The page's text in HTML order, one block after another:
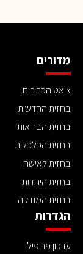
מדורים
צ'אט הכתבים
בחזית החדשות
בחזית הבריאות
בחזית הכלכלית
בחזית לאישה
בחזית היהדות
בחזית המוזיקה
הגדרות
עדכון פרופיל